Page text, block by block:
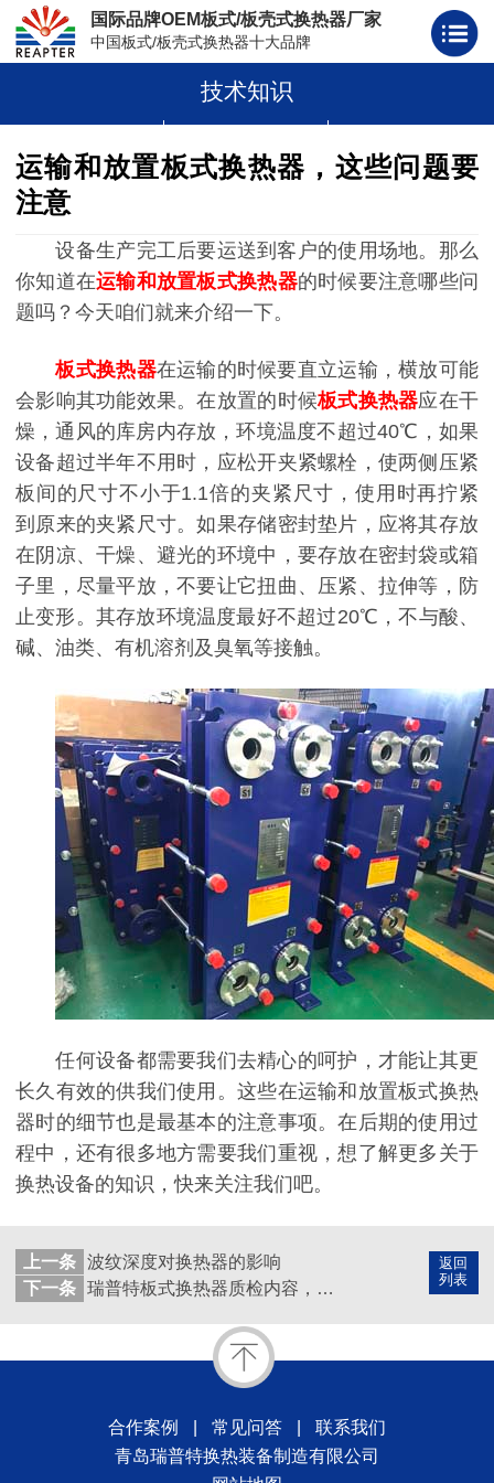
国际品牌OEM板式/板壳式换热器厂家
中国板式/板壳式换热器十大品牌
板壳式换热器
技术知识
运输和放置板式换热器，这些问题要
注意
设备生产完工后要运送到客户的使用场地。那么
你知道在运输和放置板式换热器的时候要注意哪些问
题吗？今天咱们就来介绍一下。
板式换热器在运输的时候要直立运输，横放可能
会影响其功能效果。在放置的时候板式换热器应在干
燥，通风的库房内存放，环境温度不超过40℃，如果
设备超过半年不用时，应松开夹紧螺栓，使两侧压紧
板间的尺寸不小于1.1倍的夹紧尺寸，使用时再拧紧
到原来的夹紧尺寸。如果存储密封垫片，应将其存放
在阴凉、干燥、避光的环境中，要存放在密封袋或箱
子里，尽量平放，不要让它扭曲、压紧、拉伸等，防
止变形。其存放环境温度最好不超过20℃，不与酸、
碱、油类、有机溶剂及臭氧等接触。
任何设备都需要我们去精心的呵护，才能让其更
长久有效的供我们使用。这些在运输和放置板式换热
器时的细节也是最基本的注意事项。在后期的使用过
程中，还有很多地方需要我们重视，想了解更多关于
换热设备的知识，快来关注我们吧。
返回
列表
上一条 波纹深度对换热器的影响
下一条
瑞普特板式换热器质检内容，质量就是效益
合作案例 常见问答
联系我们
青岛瑞普特换热装备制造有限公司